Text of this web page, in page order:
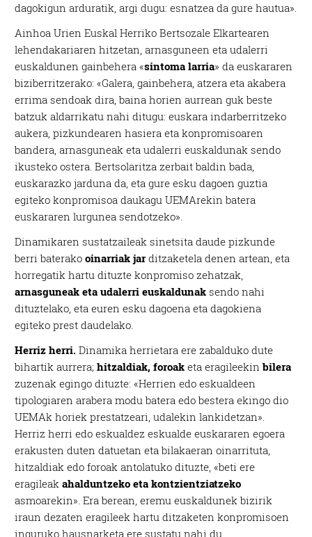
dagokigun arduratik, argi dugu: esnatzea da gure hautua».
Ainhoa Urien Euskal Herriko Bertsozale Elkartearen
lehendakariaren hitzetan, arnasguneen eta udalerri
euskaldunen gainbehera «sintoma larria» da euskararen
biziberritzerako: «Galera, gainbehera, atzera eta akabera
errima sendoak dira, baina horien aurrean guk beste
batzuk aldarrikatu nahi ditugu: euskara indarberritzeko
aukera, pizkundearen hasiera eta konpromisoaren
bandera, arnasguneak eta udalerri euskaldunak sendo
ikusteko ostera. Bertsolaritza zerbait baldin bada,
euskarazko jarduna da, eta gure esku dagoen guztia
egiteko konpromisoa daukagu UEMArekin batera
euskararen lurgunea sendotzeko».
Dinamikaren sustatzaileak sinetsita daude pizkunde
berri baterako oinarriak jar ditzaketela denen artean, eta
horregatik hartu dituzte konpromiso zehatzak,
arnasguneak eta udalerri euskaldunak sendo nahi
dituztelako, eta euren esku dagoena eta dagokiena
egiteko prest daudelako.
Herriz herri. Dinamika herrietara ere zabalduko dute
bihartik aurrera;hitzaldiak, foroak eta eragileekinbilera
zuzenak egingo dituzte: «Herrien edo eskualdeen
tipologiaren arabera modu batera edo bestera ekingo dio
UEMAk horiek prestatzeari, udalekin lankidetzan».
Herriz herri edo eskualdez eskualde euskararen egoera
erakusten duten datuetan eta bilakaeran oinarrituta,
hitzaldiak edo foroak antolatuko dituzte, «beti ere
eragileakahalduntzeko eta kontzientziatzeko
asmoarekin». Era berean, eremu euskaldunek bizirik
iraun dezaten eragileek hartu ditzaketen konpromisoen
inguruko hausnarketa ere sustatu nahi du